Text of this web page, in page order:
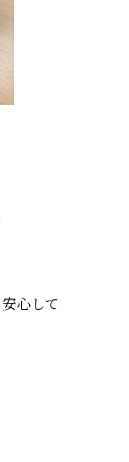
心して